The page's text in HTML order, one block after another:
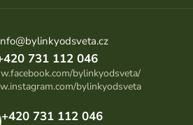
@bylinkyodsveta.cz
731 112 046
bylinkyodsveta/
bylinkyodsveta
+420 731 112 046